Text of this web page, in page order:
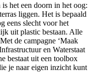
het een doorn in het oog:
liggen. Het is bepaald
eens slecht voor het
uit plastic bestaan. Alle
de campagne ‘Maak
en Waterstaat
bestaat uit een toolbox
je naar eigen inzicht kunt